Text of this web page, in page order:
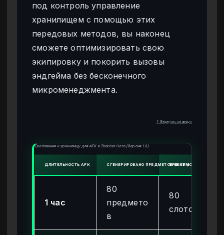
под контроль управление
хранилищем с помощью этих
передовых методов, вы наконец
сможете оптимизировать свою
экипировку и покорить вызовы
эндгейма без бесконечного
микроменеджмента.
↑ Вернуться наверх
Требования к хранилищу для AFK в Taskbar Hero (Версия 1.0)
ДЛИТЕЛЬНОСТЬ AFK СГЕНЕРИРОВАНО ПРЕДМЕТОВ (В СР.)ТРЕБУЕМОЕ МЕСТО В
1 час
80
предмето
в
80
слотов